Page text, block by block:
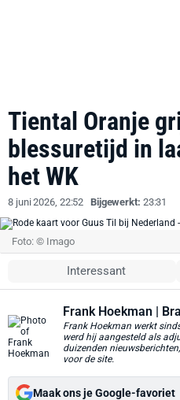
Tiental Oranje
blessuretijd in
het WK
8 juni 2026, 22:52 Bijgewerkt: 23:31
Foto: © Imago
Interessant
Frank Hoekman |
Frank Hoekman werkt
werd hij aangesteld als
duizenden
voor de site.
Maak ons je Google-favoriet